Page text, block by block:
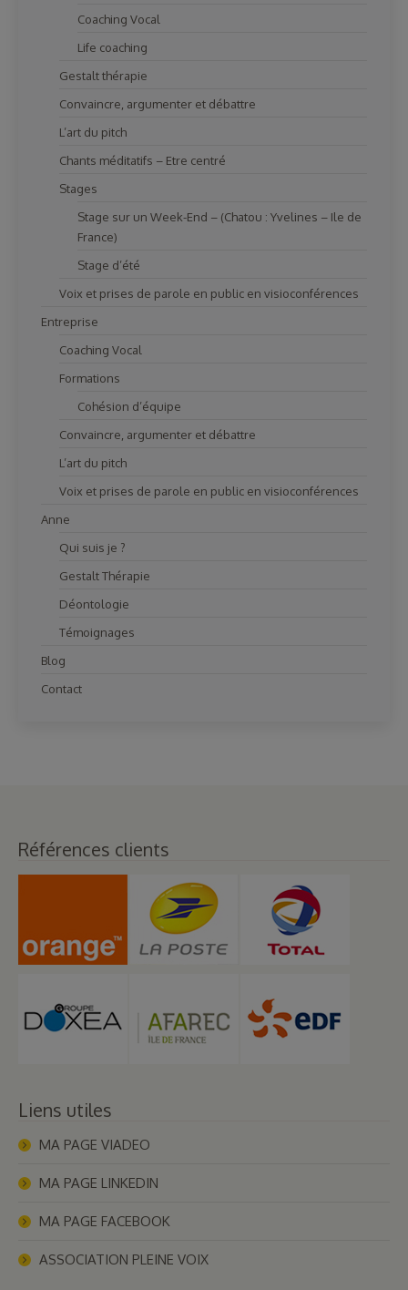
Coaching Vocal
Life coaching
Gestalt thérapie
Convaincre, argumenter et débattre
L’art du pitch
Chants méditatifs – Etre centré
Stages
Stage sur un Week-End – (Chatou : Yvelines – Ile de
France)
Stage d’été
Voix et prises de parole en public en visioconférences
Entreprise
Coaching Vocal
Formations
Cohésion d’équipe
Convaincre, argumenter et débattre
L’art du pitch
Voix et prises de parole en public en visioconférences
Anne
Qui suis je ?
Gestalt Thérapie
Déontologie
Témoignages
Blog
Contact
Références clients
Liens utiles
MA PAGE VIADEO
MA PAGE LINKEDIN
MA PAGE FACEBOOK
ASSOCIATION PLEINE VOIX